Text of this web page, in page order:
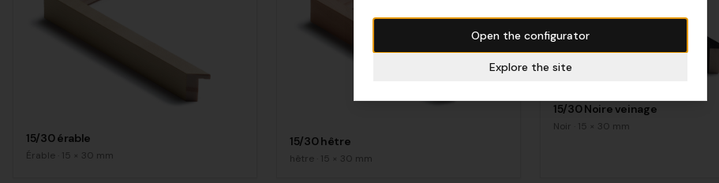
15/30 érable
Érable 15 × 30 mm
15/30 hêtre
hêtre 15 × 30 mm
15/30 Noire veinage
Noir 15 × 30 mm
Open the configurator
Explore the site